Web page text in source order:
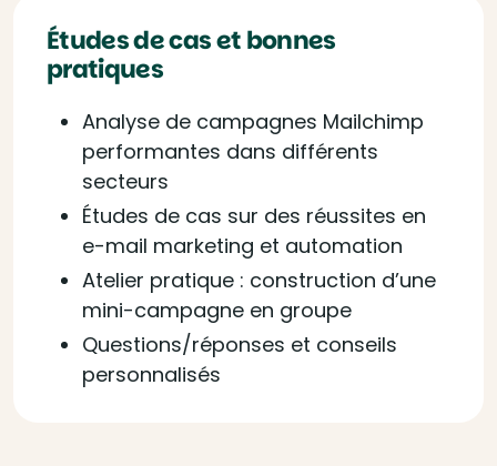
Études de cas et bonnes
pratiques
Analyse de campagnes Mailchimp
performantes dans différents
secteurs
Études de cas sur des réussites en
e-mail marketing et automation
Atelier pratique : construction d’une
mini-campagne en groupe
Questions/réponses et conseils
personnalisés